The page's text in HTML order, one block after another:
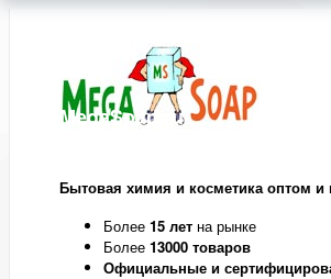
MegaSoap.ru
Бытовая химия и косметика оптом
Более 15 лет на рынке
Более 13000 товаров
Официальные и